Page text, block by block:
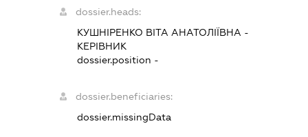
dossier.heads:
КУШНІРЕНКО ВІТА АНАТОЛІЇВНА -
КЕРІВНИК
dossier.position -
dossier.beneficiaries:
dossier.missingData